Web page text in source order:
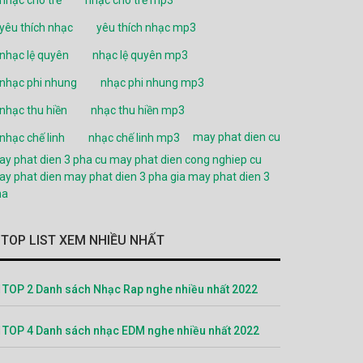
yêu thích nhạc yêu thích nhạc mp3
nhạc lệ quyên nhạc lệ quyên mp3
nhạc phi nhung nhạc phi nhung mp3
nhạc thu hiền nhạc thu hiền mp3
nhạc chế linh nhạc chế linh mp3
may phat dien cu
phat dien 3 pha cu may phat dien cong nghiep cu
phat dien may phat dien 3 pha gia may phat dien 3
TOP LIST XEM NHIỀU NHẤT
TOP 2 Danh sách Nhạc Rap nghe nhiều nhất 2022
TOP 4 Danh sách nhạc EDM nghe nhiều nhất 2022